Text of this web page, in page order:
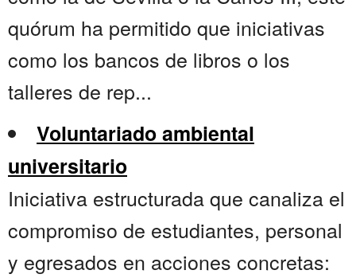
quórum ha permitido que iniciativas
como los bancos de libros o los
talleres de rep...
Voluntariado ambiental
universitario
Iniciativa estructurada que canaliza el
compromiso de estudiantes, personal
y egresados en acciones concretas: